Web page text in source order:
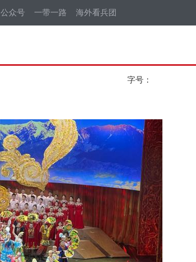
公众号 一带一路 海外看兵团
字号：